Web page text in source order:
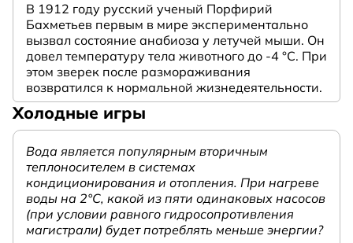
В 1912 году русский ученый Порфирий
Бахметьев первым в мире экспериментально
вызвал состояние анабиоза у летучей мыши. Он
довел температуру тела животного до -4 °C. При
этом зверек после размораживания
возвратился к нормальной жизнедеятельности.
Холодные игры
Вода является популярным вторичным
теплоносителем в системах
кондиционирования и отопления. При нагреве
воды на 2°С, какой из пяти одинаковых насосов
(при условии равного гидросопротивления
магистрали) будет потреблять меньше энергии?